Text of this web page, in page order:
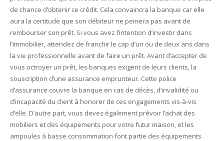
de chance d’obtenir ce crédit. Cela convaincra la banque car elle
aura la certitude que son débiteur ne peinera pas avant de
rembourser son prêt. Si vous avez l’intention d’investir dans
l’immobilier, attendez de franchir le cap d’un ou de deux ans dans
la vie professionnelle avant de faire un prêt. Avant d’accepter de
vous octroyer un prêt, les banques exigent de leurs clients, la
souscription d’une assurance emprunteur. Cette police
d’assurance couvre la banque en cas de décès, d’invalidité ou
d’incapacité du client à honorer de ces engagements vis-à-vis
d’elle. D’autre part, vous devez également prévoir l’achat des
mobiliers et des équipements pour votre futur maison, et les
ampoules à basse consommation font partie des équipements